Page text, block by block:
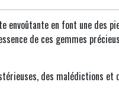
en font une des
de ces gemmes
des malédictions et